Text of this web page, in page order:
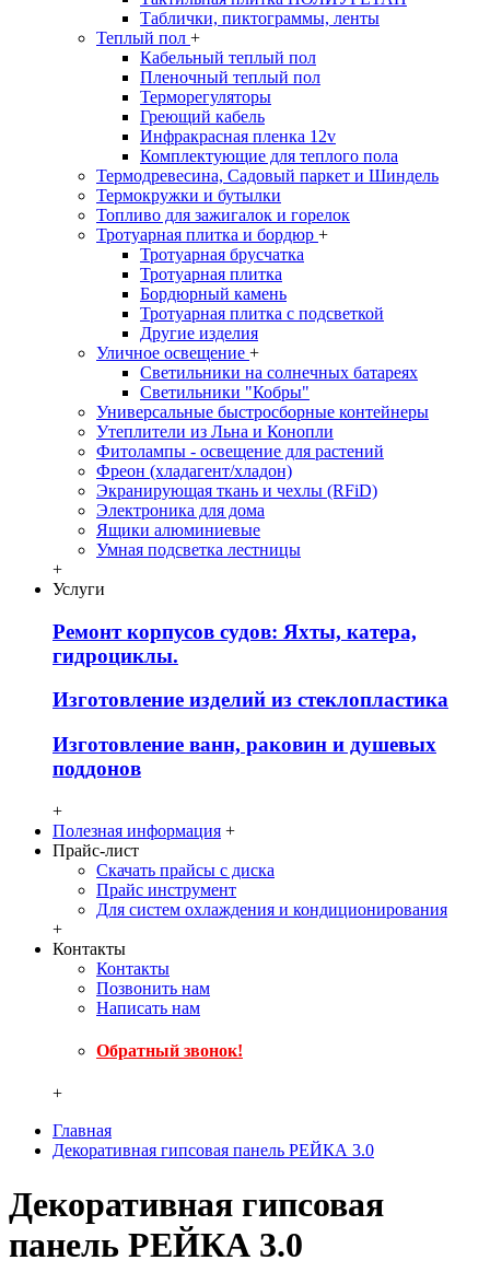
Таблички, пиктограммы, ленты
Теплый пол +
Кабельный теплый пол
Пленочный теплый пол
Терморегуляторы
Греющий кабель
Инфракрасная пленка 12v
Комплектующие для теплого пола
Термодревесина, Садовый паркет и Шиндель
Термокружки и бутылки
Топливо для зажигалок и горелок
Тротуарная плитка и бордюр +
Тротуарная брусчатка
Тротуарная плитка
Бордюрный камень
Тротуарная плитка с подсветкой
Другие изделия
Уличное освещение +
Светильники на солнечных батареях
Светильники "Кобры"
Универсальные быстросборные контейнеры
Утеплители из Льна и Конопли
Фитолампы - освещение для растений
Фреон (хладагент/хладон)
Экранирующая ткань и чехлы (RFiD)
Электроника для дома
Ящики алюминиевые
Умная подсветка лестницы
+
Услуги
Ремонт корпусов судов: Яхты, катера,
гидроциклы.
Изготовление изделий из стеклопластика
Изготовление ванн, раковин и душевых
поддонов
+
Полезная информация +
Прайс-лист
Скачать прайсы с диска
Прайс инструмент
Для систем охлаждения и кондиционирования
+
Контакты
Контакты
Позвонить нам
Написать нам
Обратный звонок!
+
Главная
Декоративная гипсовая панель РЕЙКА 3.0
Декоративная гипсовая
панель РЕЙКА 3.0